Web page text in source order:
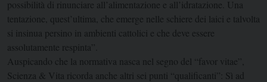
possibilità di rinunciare all’alimentazione e all’idratazione. Una
tentazione, quest’ultima, che emerge nelle schiere dei laici e talvolta
si insinua persino in ambienti cattolici e che deve essere
assolutamente respinta”.
Auspicando che la normativa nasca nel segno del “favor vitae”,
Scienza & Vita ricorda anche altri sei punti “qualificanti”: Sì ad